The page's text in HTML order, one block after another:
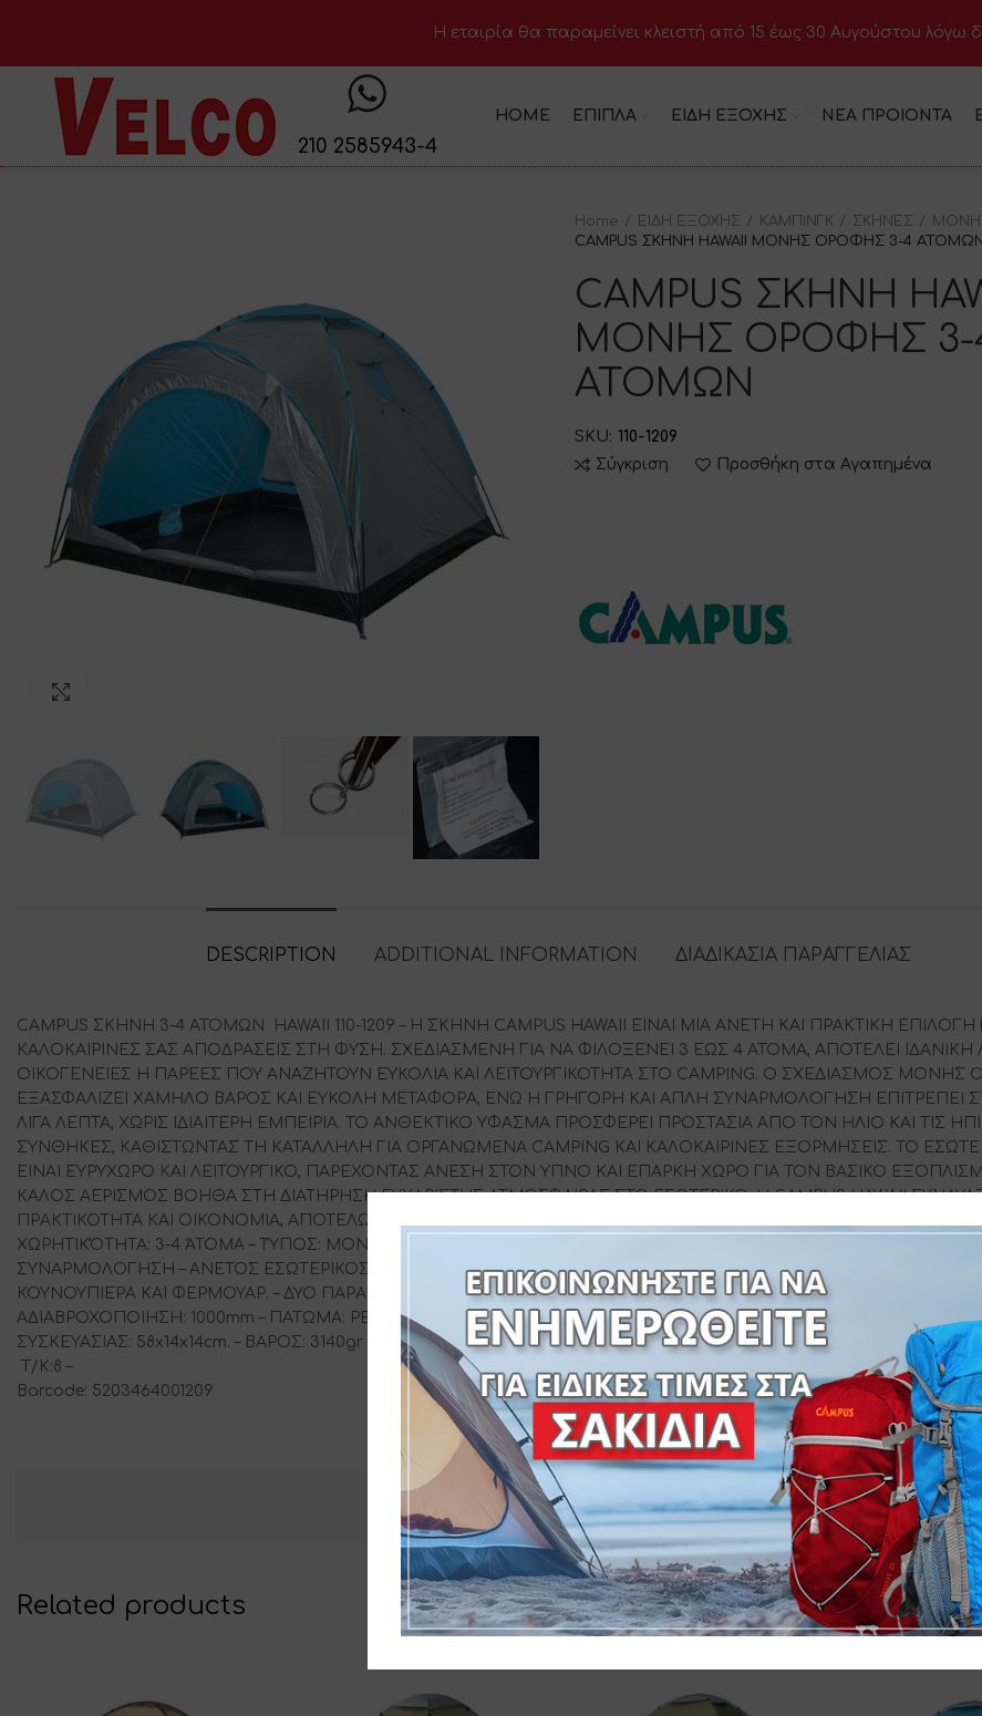
210 2585943-4
HOME ΕΠΙΠΛΑ ΕΙΔΗ ΕΞΟΧΗΣ ΝΕΑ ΠΡΟΙΟΝΤΑ
Home ΕΙΔΗ ΕΞΟΧΗΣ ΚΑΜΠΙΝΓΚ ΣΚΗΝΕΣ
CAMPUS ΣΚΗΝΗ HAWAII ΜΟΝΗΣ ΟΡΟΦΗΣ 3-4 ΑΤΟΜΩΝ
CAMPUS ΣΚΗΝΗ
ΜΟΝΗΣ ΟΡΟΦΗΣ 3-
ΑΤΟΜΩΝ
SKU: 110-1209
Σύγκριση
Προσθήκη στα Αγαπημένα
DESCRIPTION ADDITIONAL INFORMATION ΔΙΑΔΙΚΑΣΙΑ ΠΑΡΑΓΓΕΛΙΑΣ
CAMPUS ΣΚΗΝΗ 3-4 ΑΤΟΜΩΝ HAWAII 110-1209 – Η ΣΚΗΝΗ CAMPUS HAWAII ΕΙΝΑΙ ΜΙΑ ΑΝΕΤΗ ΚΑΙ ΠΡΑΚΤΙΚΗ ΕΠΙΛΟΓΗ
ΚΑΛΟΚΑΙΡΙΝΕΣ ΣΑΣ ΑΠΟΔΡΑΣΕΙΣ ΣΤΗ ΦΥΣΗ. ΣΧΕΔΙΑΣΜΕΝΗ ΓΙΑ ΝΑ ΦΙΛΟΞΕΝΕΙ 3 ΕΩΣ 4 ΑΤΟΜΑ, ΑΠΟΤΕΛΕΙ ΙΔΑΝΙΚΗ
ΟΙΚΟΓΕΝΕΙΕΣ Η ΠΑΡΕΕΣ ΠΟΥ ΑΝΑΖΗΤΟΥΝ ΕΥΚΟΛΙΑ ΚΑΙ ΛΕΙΤΟΥΡΓΙΚΟΤΗΤΑ ΣΤΟ CAMPING. Ο ΣΧΕΔΙΑΣΜΟΣ ΜΟΝΗΣ
ΕΞΑΣΦΑΛΙΖΕΙ ΧΑΜΗΛΟ ΒΑΡΟΣ ΚΑΙ ΕΥΚΟΛΗ ΜΕΤΑΦΟΡΑ, ΕΝΩ Η ΓΡΗΓΟΡΗ ΚΑΙ ΑΠΛΗ ΣΥΝΑΡΜΟΛΟΓΗΣΗ ΕΠΙΤΡΕΠΕΙ
ΛΙΓΑ ΛΕΠΤΑ, ΧΩΡΙΣ ΙΔΙΑΙΤΕΡΗ ΕΜΠΕΙΡΙΑ. ΤΟ ΑΝΘΕΚΤΙΚΟ ΥΦΑΣΜΑ ΠΡΟΣΦΕΡΕΙ ΠΡΟΣΤΑΣΙΑ ΑΠΟ ΤΟΝ ΗΛΙΟ ΚΑΙ ΤΙΣ
ΣΥΝΘΗΚΕΣ, ΚΑΘΙΣΤΩΝΤΑΣ ΤΗ ΚΑΤΑΛΛΗΛΗ ΓΙΑ ΟΡΓΑΝΩΜΕΝΑ CAMPING ΚΑΙ ΚΑΛΟΚΑΙΡΙΝΕΣ ΕΞΟΡΜΗΣΕΙΣ. ΤΟ
ΕΙΝΑΙ ΕΥΡΥΧΩΡΟ ΚΑΙ ΛΕΙΤΟΥΡΓΙΚΟ, ΠΑΡΕΧΟΝΤΑΣ ΑΝΕΣΗ ΣΤΟΝ ΥΠΝΟ ΚΑΙ ΕΠΑΡΚΗ ΧΩΡΟ ΓΙΑ ΤΟΝ ΒΑΣΙΚΟ
ΚΑΛΟΣ ΑΕΡΙΣΜΟΣ ΒΟΗΘΑ ΣΤΗ ΔΙΑΤΗΡΗΣΗ ΕΥΧΑΡΙΣΤΗΣ ΑΤΜΟΣΦΑΙΡΑΣ ΣΤΟ ΕΣΩΤΕΡΙΚΟ. Η CAMPUS HAWAII
ΠΡΑΚΤΙΚΟΤΗΤΑ ΚΑΙ ΟΙΚΟΝΟΜΙΑ, ΑΠΟΤΕΛΩΝΤΑΣ ΙΔΑΝΙΚΗ ΕΠΙΛΟΓΗ ΓΙΑ ΞΕΓΝΟΙΑΣΤΕΣ ΣΤΙΓΜΕΣ ΣΤΗ ΦΥΣΗ. –
ΧΩΡΗΤΙΚΌΤΗΤΑ: 3-4 ΆΤΟΜΑ – ΤΎΠΟΣ: ΜΟΝΗΣ ΟΡΟΦΗΣ – ΕΛΑΦΡΙΑ ΚΑΙ ΕΥΚΟΛΗ ΣΤΗ ΜΕΤΑΦΟΡΑ – ΓΡΗΓΟΡΗ ΚΑΙ
ΣΥΝΑΡΜΟΛΟΓΗΣΗ – ΑΝΕΤΟΣ ΕΣΩΤΕΡΙΚΟΣ ΧΩΡΟΣ – ΚΑΤΑΛΛΗΛΗ ΓΙΑ CAMPING & OUTDOOR ΔΡΑΣΤΗΡΙΟΤΗΤΕΣ – ΔΥΟ
ΚΟΥΝΟΥΠΙΕΡΑ ΚΑΙ ΦΕΡΜΟΥΑΡ. – ΔΥΟ ΠΑΡΑΘΥΡΑ ΜΕ ΚΟΥΝΟΥΠΙΕΡΑ – ΥΦΑΣΜΑ ΕΞΩΤΕΡΙΚΟ: ΑΝΤΙΗΛΙΑΚΟ POLYESTER
ΑΔΙΑΒΡΟΧΟΠΟΙΗΣΗ: 1000mm – ΠΑΤΩΜΑ: PE 110gr/m
– 3 ΜΠΑΝΕΛΕΣ FIBERGLASS 8,5mm – ΔΙΑΣΤΑΣΕΙΣ: 210x210x150cm –
ΣΥΣΚΕΥΑΣΙΑΣ: 58x14x14cm. – ΒΑΡΟΣ: 3140gr – ΧΡΩΜΑ: ΜΠΛΕ
Τ/Κ:8 –
Barcode: 5203464001209
SKU:110-1209
Related products
H εταιρία θα παραμείνει κλειστή από 15 έως 30 Αυγούστου λόγω